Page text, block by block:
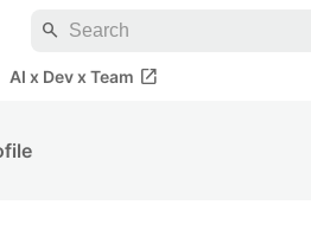
search
AI x Dev x Team open_in_new